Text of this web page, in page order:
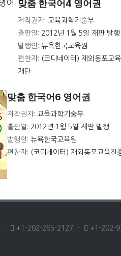
맞춤 한국어4 영어권
저작권자: 교육과학기술부
출판일: 2012년 1월 5일 재판 발행
발행인: 뉴욕한국교육원
편찬자: (코디네이터) 재외동포교
재단
맞춤 한국어6 영어권
저작권자: 교육과학기술부
출판일: 2012년 1월 5일 재판 발행
발행인: 뉴욕한국교육원
편찬자: (코디네이터) 재외동포교육진
· +1-202-265-2127 · +1-202-